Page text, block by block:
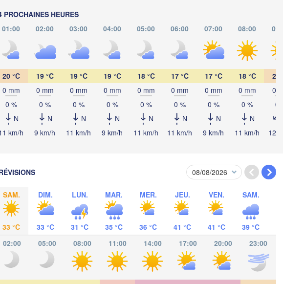
PROCHAINES HEURES
01:00
02:00 03:00 04:00 05:00 06:00 07:00 08:00
20 °C
0 mm
0 %
N
km/h
19 °C
0 mm
0 %
N
9 km/h
19 °C
0 mm
0 %
N
11 km/h
19 °C
0 mm
0 %
N
9 km/h
18 °C
0 mm
0 %
N
11 km/h
17 °C
0 mm
0 %
N
11 km/h
17 °C
0 mm
0 %
N
9 km/h
18 °C
0 mm
0 %
N
11 km/h
20
0
0
12
SAM.
33 °C
DIM.
33 °C
LUN.
31 °C
MAR.
35 °C
MER.
36 °C
JEU.
41 °C
VEN.
41 °C
SAM.
39 °C
02:00
05:00 08:00 11:00 14:00 17:00 20:00 23:00
Brno
TCHÉQUIE
Wien
Скопје
(Skopje)
Debrecen
(Niš)
Sarajevo
Ljubljana
Košice
Pescara Podgorica
Foggia
Split
Szeged
Pécs
Graz HONGRIE
AUTRICHE
SERBIE
CROATIE
HERZÉGOVINE
SLOVAQUIE
MACÉDOINE
DU NORD
(Sofia)
Craiova
(Ivano-
Плевен
(Pleven)
(Plovdiv)
Cluj-Napoca
D